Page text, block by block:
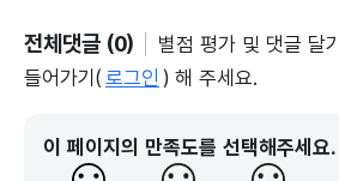
전체댓글 (0)
별점 평가 및 댓글 달
들어가기( 로그인 ) 해 주세요.
이 페이지의 만족도를 선택해주세요.